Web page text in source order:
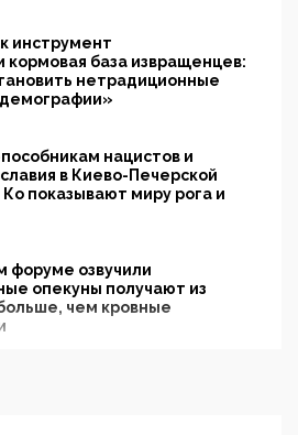
инструмент
кормовая база извращенцев:
нетрадиционные
нацистов и
в Киево-Печерской
показывают миру рога и
форуме озвучили
опекуны получают из
чем кровные